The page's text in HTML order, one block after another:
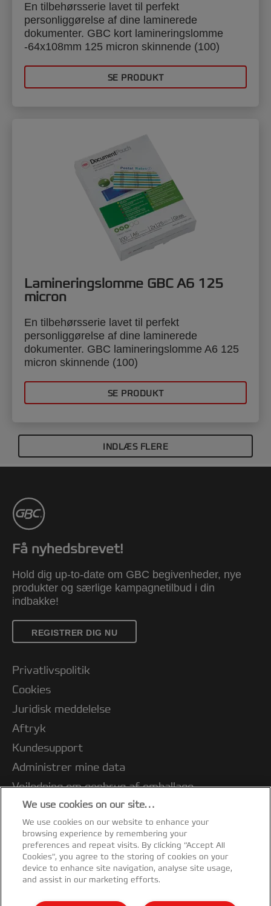
En tilbehørsserie lavet til perfekt
personliggørelse af dine laminerede
dokumenter. GBC kort lamineringslomme
-64x108mm 125 micron skinnende (100)
SE PRODUKT
Lamineringslomme GBC A6 125
micron
En tilbehørsserie lavet til perfekt
personliggørelse af dine laminerede
dokumenter. GBC lamineringslomme A6 125
micron skinnende (100)
SE PRODUKT
INDLÆS FLERE
Få nyhedsbrevet!
Hold dig up-to-date om GBC begivenheder, nye
produkter og særlige kampagnetilbud i din
indbakke!
REGISTRER DIG NU
Privatlivspolitik
Cookies
Juridisk meddelelse
Aftryk
Kundesupport
Administrer mine data
Vejledning om genbrug af emballage
Overensstemmelseserklæringer
Garantibetingelser
Sitemap
©2026 ACCO Brands
We use cookies on our site…
We use cookies on our website to enhance your
browsing experience by remembering your
preferences and repeat visits. By clicking “Accept All
Cookies”, you agree to the storing of cookies on your
device to enhance site navigation, analyse site usage,
and assist in our marketing efforts.